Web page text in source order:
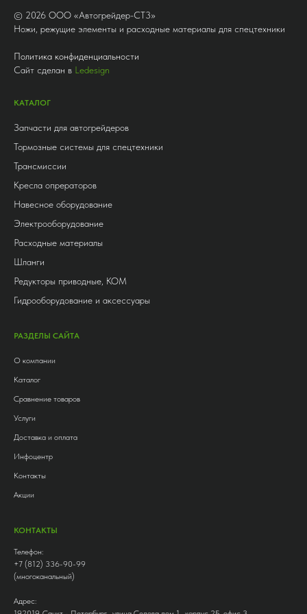
© 2026 ООО «Автогрейдер-СТ3»
Ножи, режущие элементы и расходные материалы для спецтехники
Политика конфиденциальности
Сайт сделан в Ledesign
КАТАЛОГ
Запчасти для автогрейдеров
Тормозные системы для спецтехники
Трансмиссии
Кресла опрераторов
Навесное оборудование
Электрооборудование
Расходные материалы
Шланги
Редукторы приводные, КОМ
Гидрооборудование и аксессуары
РАЗДЕЛЫ САЙТА
О компании
Каталог
Сравнение товаров
Услуги
Доставка и оплата
Инфоцентр
Контакты
Акции
КОНТАКТЫ
Телефон:
+7 (812) 336-90-99
(многоканальный)
Адрес: